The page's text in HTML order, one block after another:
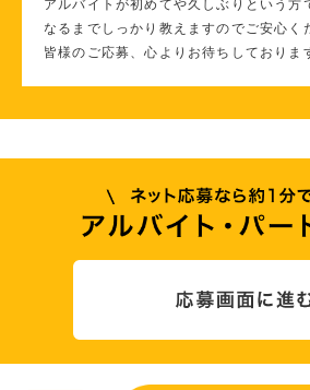
アルバイトが初めてや久しぶりという方
なるまでしっかり教えますのでご安心く
皆様のご応募、心よりお待ちしておりま